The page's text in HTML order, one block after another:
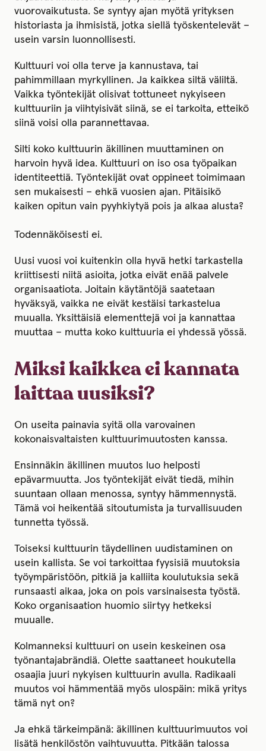
vuorovaikutusta. Se syntyy ajan myötä yrityksen
historiasta ja ihmisistä, jotka siellä työskentelevät –
usein varsin luonnollisesti.
Kulttuuri voi olla terve ja kannustava, tai
pahimmillaan myrkyllinen. Ja kaikkea siltä väliltä.
Vaikka työntekijät olisivat tottuneet nykyiseen
kulttuuriin ja viihtyisivät siinä, se ei tarkoita, etteikö
siinä voisi olla parannettavaa.
Silti koko kulttuurin äkillinen muuttaminen on
harvoin hyvä idea. Kulttuuri on iso osa työpaikan
identiteettiä. Työntekijät ovat oppineet toimimaan
sen mukaisesti – ehkä vuosien ajan. Pitäisikö
kaiken opitun vain pyyhkiytyä pois ja alkaa alusta?
Todennäköisesti ei.
Uusi vuosi voi kuitenkin olla hyvä hetki tarkastella
kriittisesti niitä asioita, jotka eivät enää palvele
organisaatiota. Joitain käytäntöjä saatetaan
hyväksyä, vaikka ne eivät kestäisi tarkastelua
muualla. Yksittäisiä elementtejä voi ja kannattaa
muuttaa – mutta koko kulttuuria ei yhdessä yössä.
Miksi kaikkea ei kannata
laittaa uusiksi?
On useita painavia syitä olla varovainen
kokonaisvaltaisten kulttuurimuutosten kanssa.
Ensinnäkin äkillinen muutos luo helposti
epävarmuutta. Jos työntekijät eivät tiedä, mihin
suuntaan ollaan menossa, syntyy hämmennystä.
Tämä voi heikentää sitoutumista ja turvallisuuden
tunnetta työssä.
Toiseksi kulttuurin täydellinen uudistaminen on
usein kallista. Se voi tarkoittaa fyysisiä muutoksia
työympäristöön, pitkiä ja kalliita koulutuksia sekä
runsaasti aikaa, joka on pois varsinaisesta työstä.
Koko organisaation huomio siirtyy hetkeksi
muualle.
Kolmanneksi kulttuuri on usein keskeinen osa
työnantajabrändiä. Olette saattaneet houkutella
osaajia juuri nykyisen kulttuurin avulla. Radikaali
muutos voi hämmentää myös ulospäin: mikä yritys
tämä nyt on?
Ja ehkä tärkeimpänä: äkillinen kulttuurimuutos voi
lisätä henkilöstön vaihtuvuutta. Pitkään talossa